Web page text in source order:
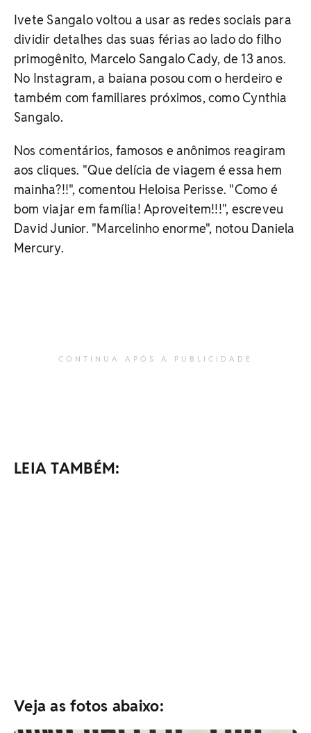
Ivete Sangalo voltou a usar as redes sociais para
dividir detalhes das suas férias ao lado do filho
primogênito, Marcelo Sangalo Cady, de 13 anos.
No Instagram, a baiana posou com o herdeiro e
também com familiares próximos, como Cynthia
Sangalo.
Nos comentários, famosos e anônimos reagiram
aos cliques. "Que delícia de viagem é essa hem
mainha?!!", comentou Heloisa Perisse. "Como é
bom viajar em família! Aproveitem!!!", escreveu
David Junior. "Marcelinho enorme", notou Daniela
Mercury.
CONTINUA APÓS A PUBLICIDADE
LEIA TAMBÉM:
Veja as fotos abaixo: